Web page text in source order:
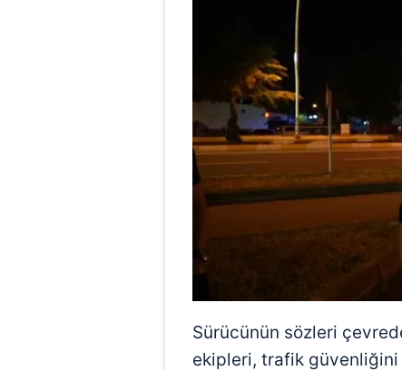
Sürücünün sözleri
ekipleri, trafik